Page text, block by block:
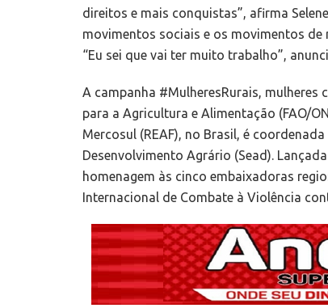
direitos e mais conquistas”, afirma
movimentos sociais e os movimentos
“Eu sei que vai ter muito trabalho”,
A campanha #MulheresRurais, mulheres
para a Agricultura e Alimentação (FAO/
Mercosul (REAF), no Brasil, é
Desenvolvimento Agrário (Sead).
homenagem às cinco embaixadoras
Internacional de Combate à Violência